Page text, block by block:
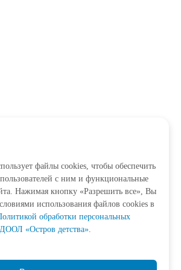
файлы cookies, чтобы обеспечить
с ним и функциональные
Нажимая кнопку «Разрешить все», Вы
использования файлов cookies в
обработки персональных
«Остров детства».